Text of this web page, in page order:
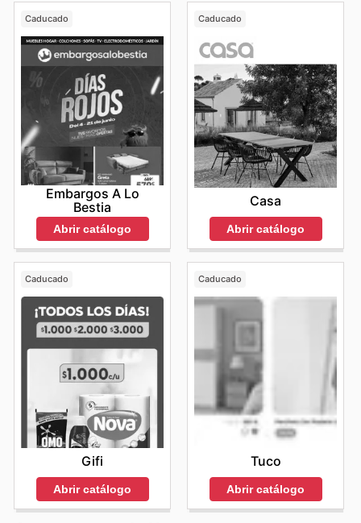
Caducado
Embargos A Lo
Bestia
Abrir catálogo
Caducado
Casa
Abrir catálogo
Caducado
Gifi
Abrir catálogo
Caducado
Tuco
Abrir catálogo